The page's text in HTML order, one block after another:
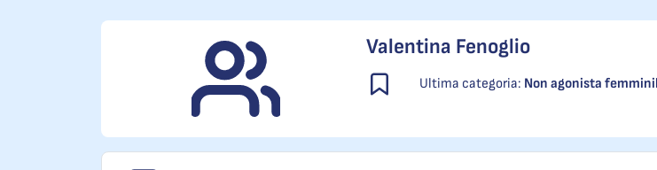
Valentina Fenoglio
Ultima categoria: Non agonista